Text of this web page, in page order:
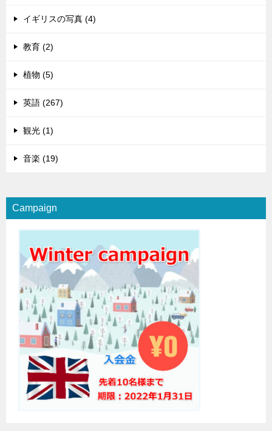
イギリスの写真 (4)
教育 (2)
植物 (5)
英語 (267)
観光 (1)
音楽 (19)
Campaign